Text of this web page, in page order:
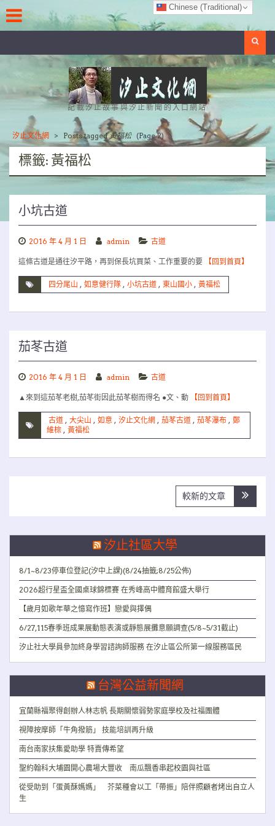
to
content
記載汐止故事與汐止新聞的入口網站
汐止文化網 > Posts tagged黃福松 (Page 2)
標籤: 黃福松
小坑古道
2016 年 4 月 1 日 admin 古道
這條古道是通往汐平路，再到保長坑買菜、工作重要的要 【回到首頁】
四分尾山 , 如意健行隊 , 小坑古道 , 東山國小 , 黃福松
茄苳古道
2016 年 4 月 1 日 admin 古道
▲來到這茄苳老樹,茄苳街因此茄苳樹而得名 ●文、動 【回到首頁】
古道 , 大尖山 , 如意 , 汐止文化網 , 茄苳古道 , 茄苳瀑布 , 鄭
維棕 , 黃福松
較新的文章
汐止社區大學
8/1~8/23停車位登記(汐中上課)(8/24抽籤;8/25公佈)
2026超行星盃全國桌球錦標賽 在秀峰高中體育館盛大舉行
【歲月如歌年華之憶寫作班】戀愛與擇偶
6/27,115春季班成果展動態表演或靜態展攤意願調查(5/8~5/31截止)
汐止社大學員參加終身學習諮詢師服務 在汐止區公所第一線服務區民
台灣公益新聞網
宜蘭縣福聚得創辦人林志帆 長期關懷弱勢家庭學校及社福團體
視障按摩師「牛角撥筋」 技能培訓再升級
南台南家扶集愛助學 特賣傳希望
聖約翰科大埔園開心農場大豐收 南瓜飄香串起校園與社區
從受助到「蛋黃酥媽媽」 芥菜種會以工「帶振」陪伴照顧者烤出自立人
生
Chinese (Traditional)